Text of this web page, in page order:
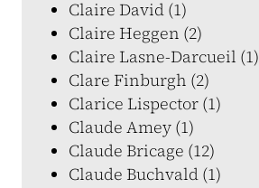
Claire David (1)
Claire Heggen (2)
Claire Lasne-Darcueil (1)
Clare Finburgh (2)
Clarice Lispector (1)
Claude Amey (1)
Claude Bricage (12)
Claude Buchvald (1)